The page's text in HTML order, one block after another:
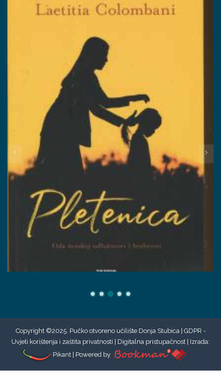
Copyright ©2025. Pučko otvoreno učilište Donja Stubica | GDPR -
Uvjeti korištenja i zaštita privatnosti
Digitalna pristupačnost | Izrada:
Pikant | Powered by